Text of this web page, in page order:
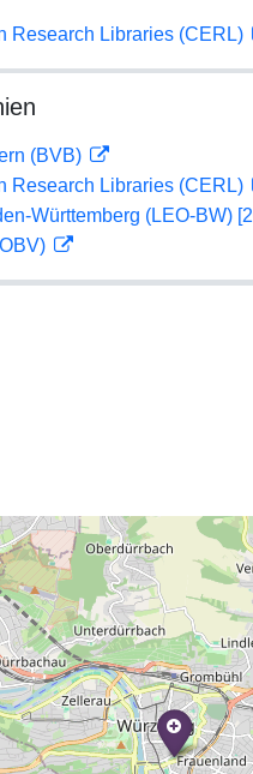
Research Libraries (CERL)
(BVB)
Research Libraries (CERL)
Württemberg (LEO-BW)